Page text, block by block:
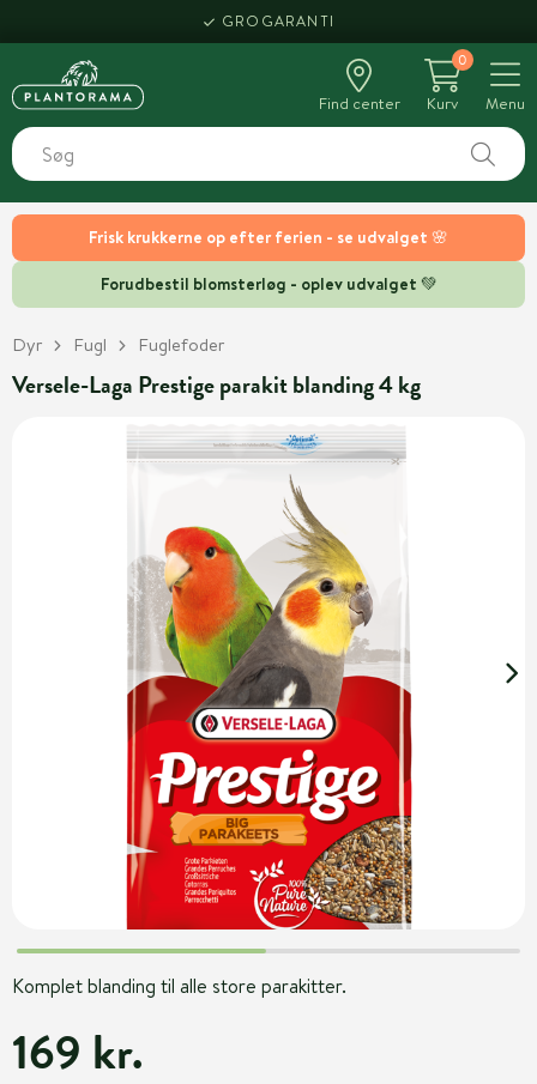
Frisk krukkerne op efter ferien - se udvalget 🌸
Forudbestil blomsterløg - oplev udvalget 💚
GROGARANTI
Find center
0
Kurv
Menu
Dyr Fugl Fuglefoder
Versele-Laga Prestige parakit blanding 4 kg
Komplet blanding til alle store parakitter.
169 kr.